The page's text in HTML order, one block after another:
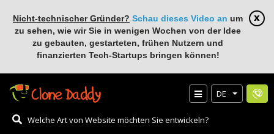
Nicht-technischer Gründer? Schau dieses Video an um
zu sehen, wie wir Sie in wenigen Wochen von der Idee
zu gebauten, gestarteten, frühen Nutzern und
finanzierten Tech-Startups bringen können!
DE